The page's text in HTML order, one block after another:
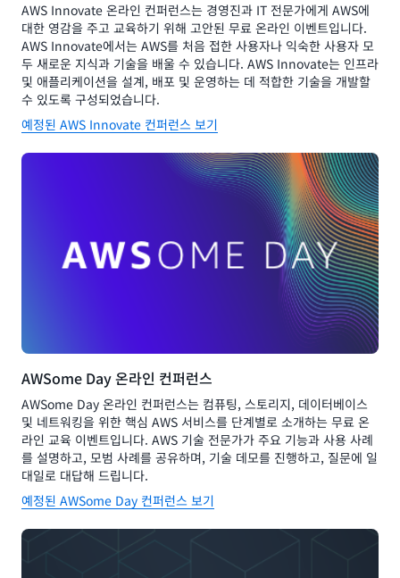
AWS Innovate 온라인 컨퍼런스는 경영진과 IT 전문가에게 AWS에
대한 영감을 주고 교육하기 위해 고안된 무료 온라인 이벤트입니다.
AWS Innovate에서는 AWS를 처음 접한 사용자나 익숙한 사용자 모
두 새로운 지식과 기술을 배울 수 있습니다. AWS Innovate는 인프라
및 애플리케이션을 설계, 배포 및 운영하는 데 적합한 기술을 개발할
수 있도록 구성되었습니다.
예정된 AWS Innovate 컨퍼런스 보기
AWSome Day 온라인 컨퍼런스
AWSome Day 온라인 컨퍼런스는 컴퓨팅, 스토리지, 데이터베이스
및 네트워킹을 위한 핵심 AWS 서비스를 단계별로 소개하는 무료 온
라인 교육 이벤트입니다. AWS 기술 전문가가 주요 기능과 사용 사례
를 설명하고, 모범 사례를 공유하며, 기술 데모를 진행하고, 질문에 일
대일로 대답해 드립니다.
예정된 AWSome Day 컨퍼런스 보기